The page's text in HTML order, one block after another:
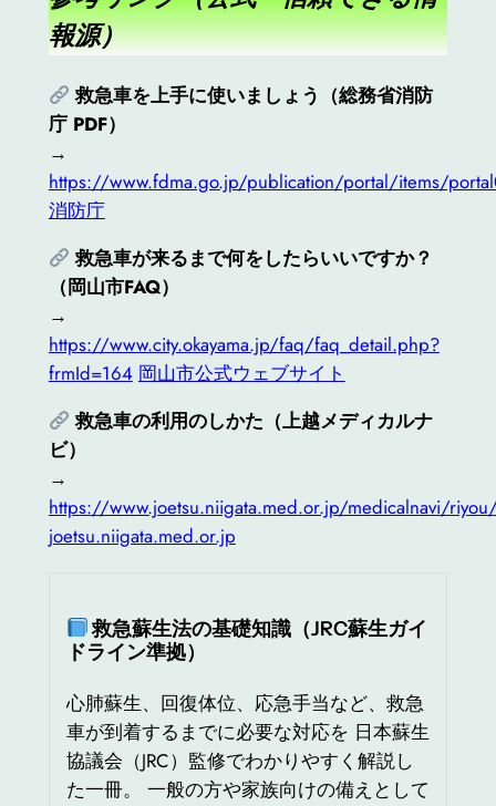
報源）
救急車を上手に使いましょう（総務省消防
庁 PDF）
→
https://www.fdma.go.jp/publication/portal/items/
消防庁
救急車が来るまで何をしたらいいですか？
（岡山市FAQ）
→
https://www.city.okayama.jp/faq/faq_detail.php?
frmId=164 岡山市公式ウェブサイト
救急車の利用のしかた（上越メディカルナ
ビ）
→
https://www.joetsu.niigata.med.or.jp/medicalnavi/
joetsu.niigata.med.or.jp
救急蘇生法の基礎知識（JRC蘇生ガイ
ドライン準拠）
心肺蘇生、回復体位、応急手当など、救急
車が到着するまでに必要な対応を 日本蘇生
協議会（JRC）監修でわかりやすく解説し
た一冊。 一般の方や家族向けの備えとして